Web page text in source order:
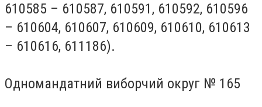
610585 – 610587, 610591, 610592, 610596
– 610604, 610607, 610609, 610610, 610613
– 610616, 611186).
Одномандатний виборчий округ № 165